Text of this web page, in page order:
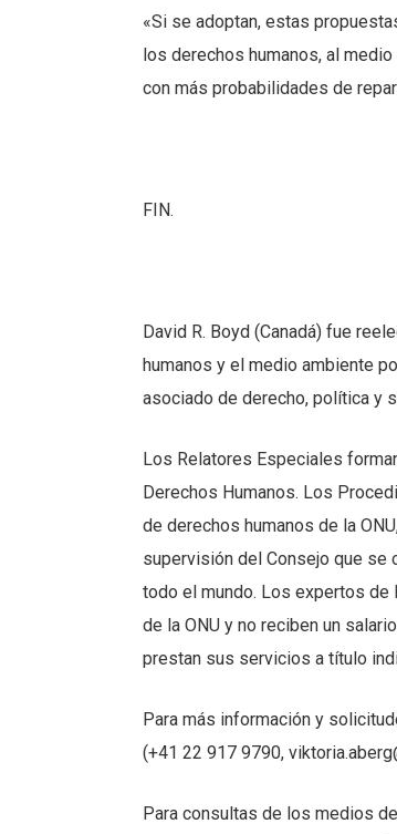
«Si se adoptan, estas
los derechos humanos, al
con más probabilidades de
FIN.
David R. Boyd (Canadá) fue
humanos y el medio ambiente
asociado de derecho, política y
Los Relatores Especiales
Derechos Humanos. Los
de derechos humanos de la
supervisión del Consejo que
todo el mundo. Los expertos de
de la ONU y no reciben un
prestan sus servicios a título
Para más información y
(+41 22 917 9790,
Para consultas de los medios